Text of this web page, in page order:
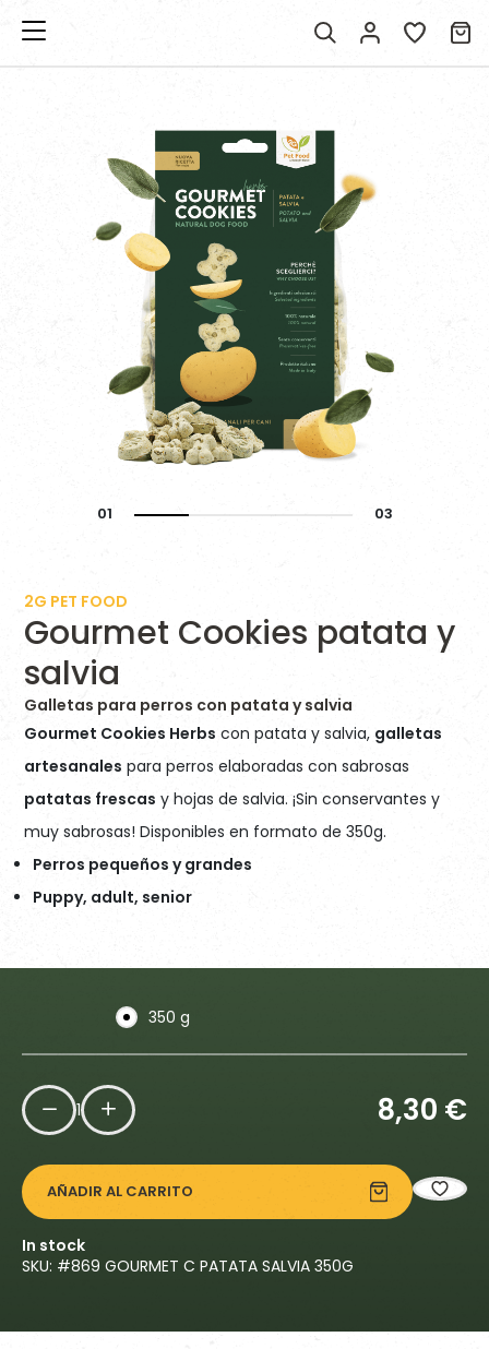
2G PET FOOD
Gourmet Cookies patata y
salvia
Galletas para perros con patata y salvia
Gourmet Cookies Herbs con patata y salvia, galletas
artesanales para perros elaboradas con sabrosas
patatas frescas y hojas de salvia. ¡Sin conservantes y
muy sabrosas! Disponibles en formato de 350g.
Perros pequeños y grandes
Puppy, adult, senior
350 g
8,30 €
1
AÑADIR AL CARRITO
In stock
SKU: #869 GOURMET C PATATA SALVIA 350G